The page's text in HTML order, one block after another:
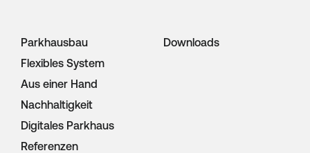
Parkhausbau
Flexibles System
Aus einer Hand
Nachhaltigkeit
Digitales Parkhaus
Referenzen
Downloads